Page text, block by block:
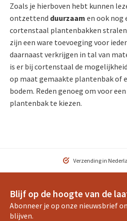
Zoals je hierboven hebt kunnen
ontzettend duurzaam en ook nog
cortenstaal plantenbakken
zijn een ware toevoeging voor
daarnaast verkrijgen in tal van
is er bij cortenstaal de
op maat gemaakte plantenbak of
bodem. Reden genoeg om voor
plantenbak te kiezen.
Verzending in
Blijf op de hoogte van de
Abonneer je op onze nieuwsbrief
blijven.